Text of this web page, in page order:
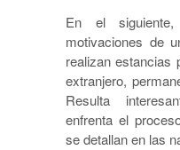
En el
motivaciones de
realizan estancias
extranjero,
Resulta
enfrenta el
se detallan en las